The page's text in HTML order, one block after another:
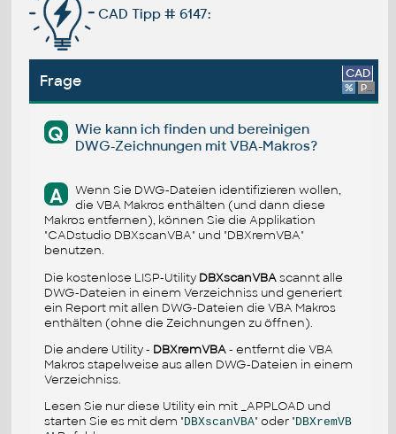
CAD Tipp # 6147:
Frage CAD
% Platform
Q
Wie kann ich finden und bereinigen
DWG-Zeichnungen mit VBA-Makros?
A
Wenn Sie DWG-Dateien identifizieren wollen,
die VBA Makros enthälten (und dann diese
Makros entfernen), können Sie die Applikation
"CADstudio DBXscanVBA" und "DBXremVBA"
benutzen.
Die kostenlose LISP-Utility DBXscanVBAscannt alle
DWG-Dateien in einem Verzeichniss und generiert
ein Report mit allen DWG-Dateien die VBA Makros
enthälten (ohne die Zeichnungen zu öffnen).
Die andere Utility - DBXremVBA- entfernt die VBA
Makros stapelweise aus allen DWG-Dateien in einem
Verzeichniss.
Lesen Sie nur diese Utility ein mit _APPLOAD und
starten Sie es mit dem "DBXscanVBA" oder "DBXremVB